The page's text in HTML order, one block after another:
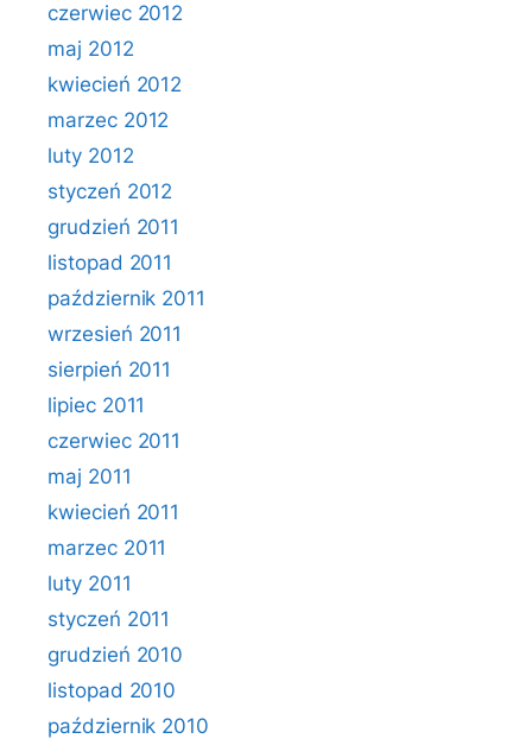
czerwiec 2012
maj 2012
kwiecień 2012
marzec 2012
luty 2012
styczeń 2012
grudzień 2011
listopad 2011
październik 2011
wrzesień 2011
sierpień 2011
lipiec 2011
czerwiec 2011
maj 2011
kwiecień 2011
marzec 2011
luty 2011
styczeń 2011
grudzień 2010
listopad 2010
październik 2010